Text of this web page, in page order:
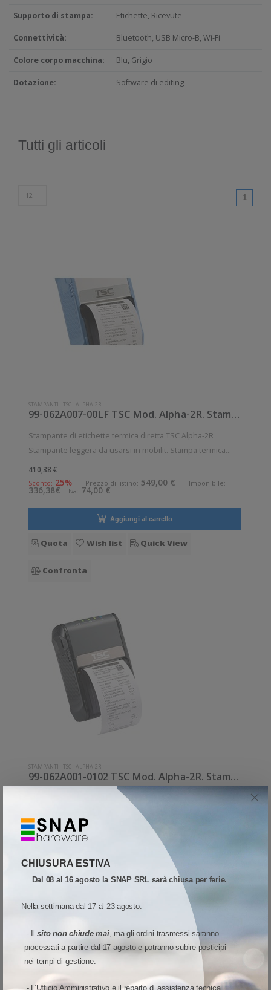
CHIUSURA ESTIVA
Dal 08 al 16 agosto la SNAP SRL sarà chiusa per ferie.
Nella settimana dal 17 al 23 agosto:
- Ilsito non chiude mai, ma gli ordini trasmessi saranno
processati a partire dal 17 agosto e potranno subire posticipi
nei tempi di gestione.
Supporto di stampa: Etichette, Ricevute
Connettività: Bluetooth, USB Micro-B, Wi-Fi
Colore corpo macchina: Blu, Grigio
Dotazione: Software di editing
Tutti gli articoli
1
STAMPANTI - TSC -ALPHA-2R
99-062A007-00LF TSC Mod. Alpha-2R. Stampante di etichette.
Stampante di etichette termica diretta TSC Alpha-2R
Stampante leggera da usarsi in mobilit. Stampa termica
diretta. Collegamento wireless senza fili. Velocit di stampa:
102 mm/sec Risoluzione di stampa: 8 dot/mm Wireless:
Presente Supporto di
410,38 €
Sconto: 25% Prezzo di listino: 549,00 € Imponibile:
336,38€ Iva: 74,00 €
Aggiungi al carrello
Quota Wish list Quick View
Confronta
STAMPANTI - TSC -ALPHA-2R
99-062A001-0102 TSC Mod. Alpha-2R. Stampante di etichette.
Stampante di etichette termica diretta TSC Alpha-2R
Stampante leggera da usarsi in mobilit. Stampa termica
diretta. Collegamento wireless senza fili. Velocit di stampa:
102 mm/sec Risoluzione di stampa: 8 dot/mm Wireless:
433,17 €
25% 579,50 €
Disponibile
Confronta
SCONTO 31%